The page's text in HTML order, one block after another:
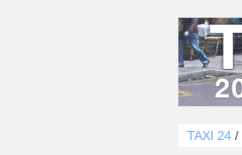
TAXI 24 /